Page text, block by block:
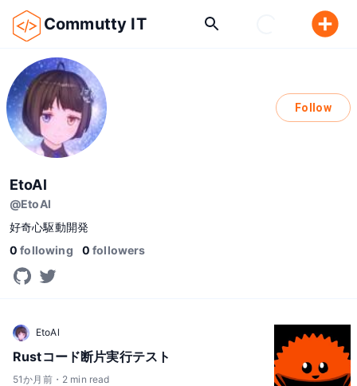
Commutty IT
Follow
EtoAl
@EtoAl
好奇心駆動開発
0 following 0 followers
EtoAl
Rustコード断片実行テスト
51か月前・ 2 min read